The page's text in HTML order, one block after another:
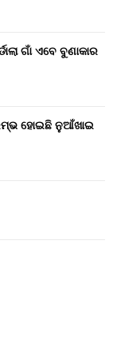
ଗାଁ ଏବେ ବୁଣାକାର
ହୋଇଛି ନୁଆଁଖାଇ